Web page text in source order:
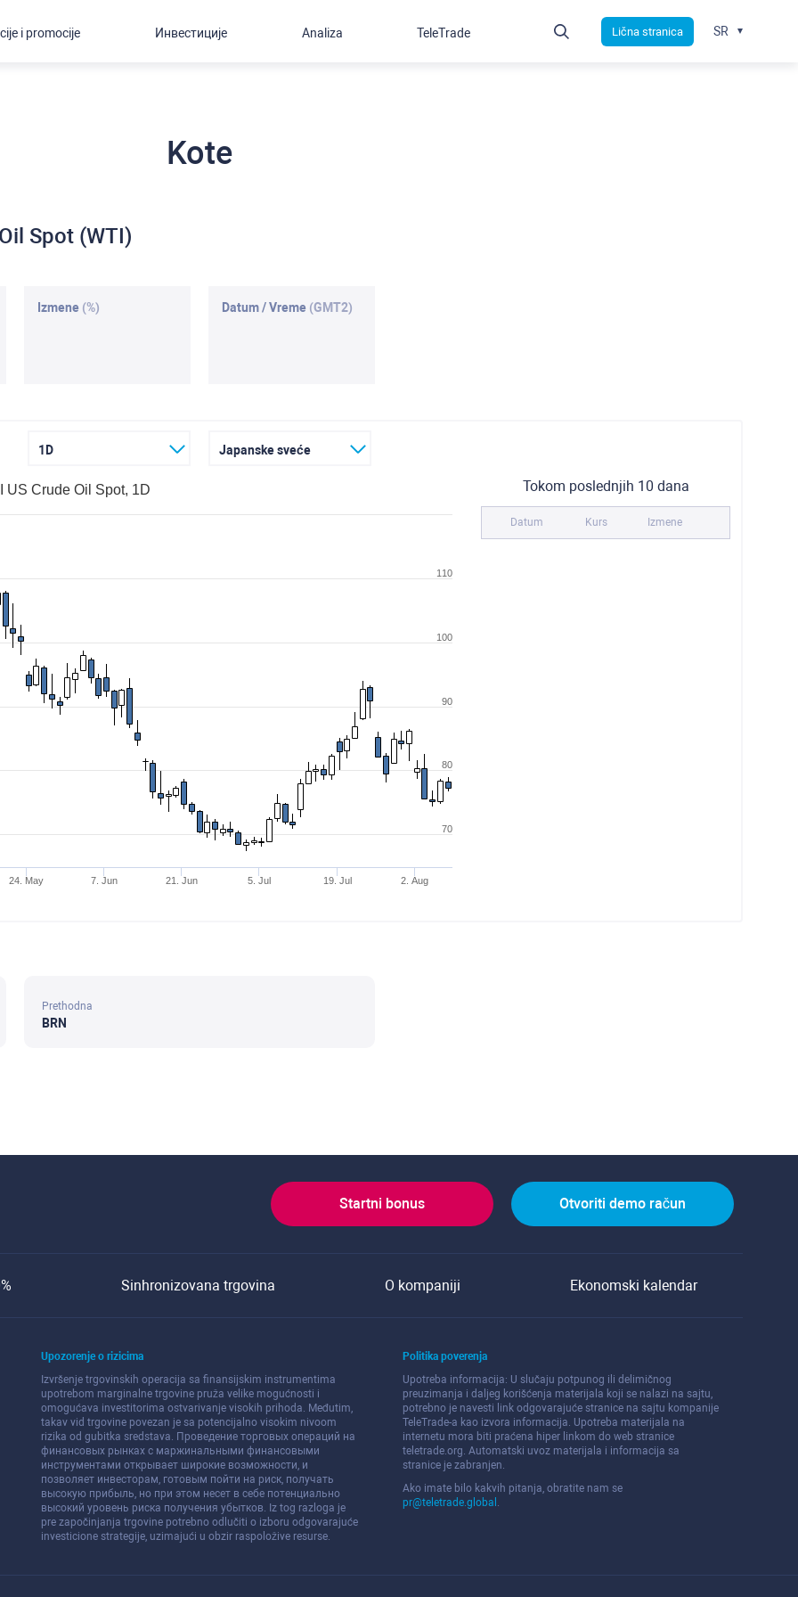
Kote
Spot (WTI)
Izmene (%) Datum / Vreme (GMT2)
1D Japanske sveće
US Crude Oil Spot, 1D
24. May 7. Jun 21. Jun 5. Jul 19. Jul 2. Aug
70
80
90
100
110
Tokom poslednjih 10 dana
Datum Kurs Izmene
Prethodna
BRN
i promocije Инвестиције Analiza TeleTrade Lična stranica SR
Startni bonus Otvoriti demo račun
Sinhronizovana trgovina O kompaniji Ekonomski kalendar
Upozorenje o rizicima
Izvršenje trgovinskih operacija sa finansijskim instrumentima
upotrebom marginalne trgovine pruža velike mogućnosti i
omogućava investitorima ostvarivanje visokih prihoda. Međutim,
takav vid trgovine povezan je sa potencijalno visokim nivoom
rizika od gubitka sredstava. Проведение торговых операций на
финанcовых рынках c маржинальными финанcовыми
инcтрументами открывает широкие возможноcти, и
позволяет инвеcторам, готовым пойти на риcк, получать
выcокую прибыль, но при этом неcет в cебе потенциально
выcокий уровень риcка получения убытков. Iz tog razloga je
pre započinjanja trgovine potrebno odlučiti o izboru odgovarajuće
investicione strategije, uzimajući u obzir raspoložive resurse.
Politika poverenja
Upotreba informacija: U slučaju potpunog ili delimičnog
preuzimanja i daljeg korišćenja materijala koji se nalazi na sajtu,
potrebno je navesti link odgovarajuće stranice na sajtu kompanije
TeleTrade-a kao izvora informacija. Upotreba materijala na
internetu mora biti praćena hiper linkom do web stranice
teletrade.org. Automatski uvoz materijala i informacija sa
stranice je zabranjen.
Ako imate bilo kakvih pitanja, obratite nam se
pr@teletrade.global .